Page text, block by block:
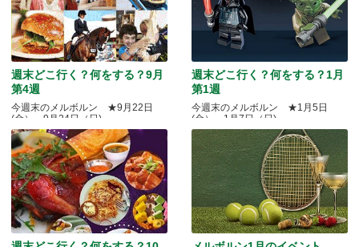
週末どこ行く？何をする？9月
第4週
今週末のメルボルン ★9月22日
(金）～9月24日（日)
週末どこ行く？何をする？1月
第1週
今週末のメルボルン ★1月5日
(金）～1月7日（日)